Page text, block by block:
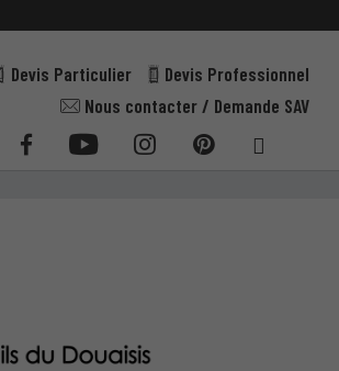
Devis Particulier
Devis Professionnel
Nous contacter / Demande SAV